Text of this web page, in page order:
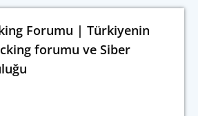
Forumu | Türkiyenin
forumu ve Siber